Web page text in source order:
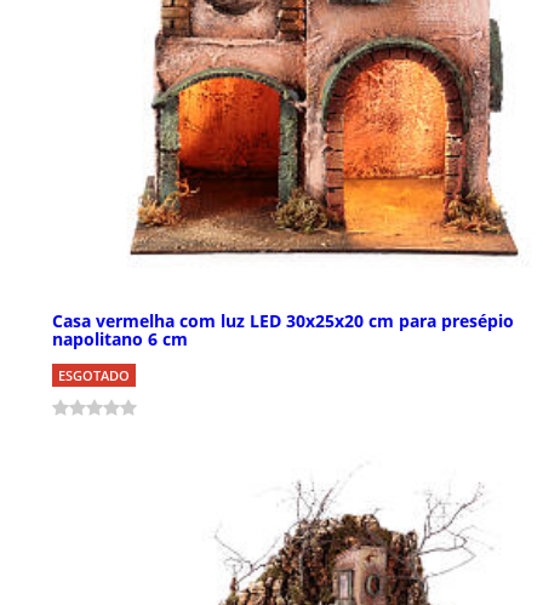
Casa vermelha com luz LED 30x25x20 cm para presépio
napolitano 6 cm
ESGOTADO